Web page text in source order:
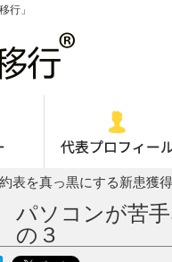
行」
表を真っ黒にする新患獲
パソコンが苦
の３